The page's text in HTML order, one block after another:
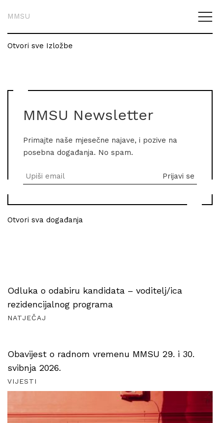
MMSU
Otvori sve Izložbe
MMSU Newsletter
Primajte naše mjesečne najave, i pozive na
posebna događanja. No spam.
Otvori sva događanja
Odluka o odabiru kandidata – voditelj/ica
rezidencijalnog programa
NATJEČAJ
Obavijest o radnom vremenu MMSU 29. i 30.
svibnja 2026.
VIJESTI